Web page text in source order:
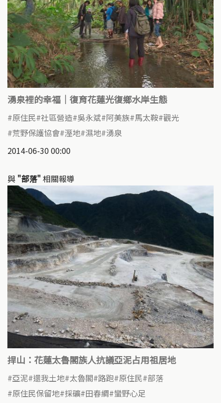
湧泉裡的幸福｜復育花蓮光復鄉水岸生態
原住民 社區營造 吳永斌 阿美族 馬太鞍 觀光
荒野保護協會 溼地 濕地 湧泉
2014-06-30 00:00
與 "部落" 相關報導
捍山：花蓮太魯閣族人抗議亞泥占用祖居地
亞泥 還我土地 太魯閣 路跑 原住民 部落
原住民保留地 採礦 田春綢 蠻野心足